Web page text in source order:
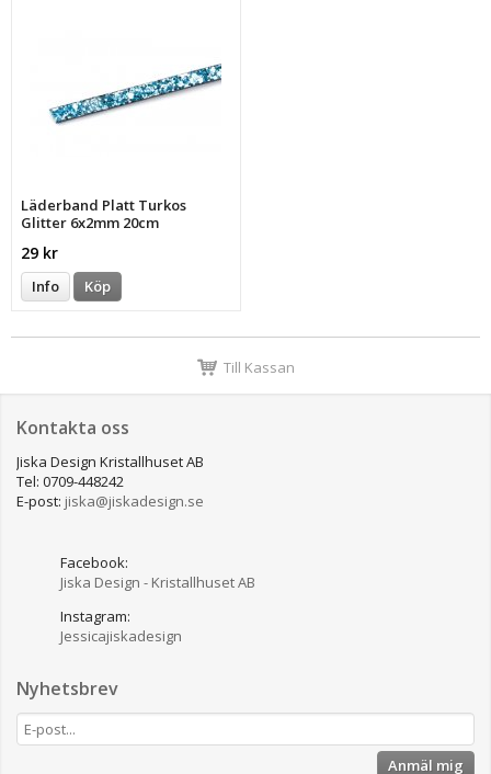
Läderband Platt Turkos
Glitter 6x2mm 20cm
29 kr
Info Köp
Till Kassan
Kontakta oss
Jiska Design Kristallhuset AB
Tel: 0709-448242
E-post: jiska@jiskadesign.se
Facebook:
Jiska Design - Kristallhuset AB
Instagram:
Jessicajiskadesign
Nyhetsbrev
Anmäl mig